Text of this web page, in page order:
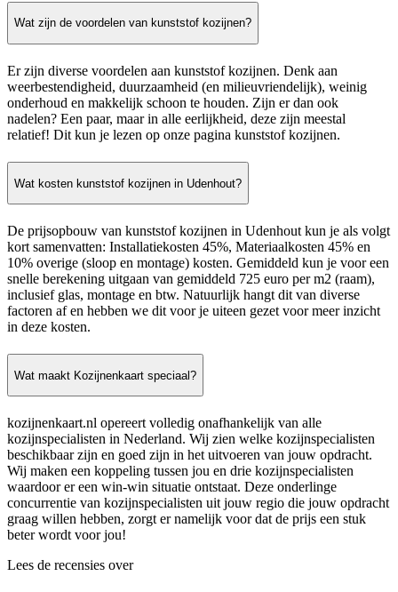
Wat zijn de voordelen van kunststof kozijnen?
Er zijn diverse voordelen aan kunststof kozijnen. Denk aan
weerbestendigheid, duurzaamheid (en milieuvriendelijk), weinig
onderhoud en makkelijk schoon te houden. Zijn er dan ook
nadelen? Een paar, maar in alle eerlijkheid, deze zijn meestal
relatief! Dit kun je lezen op onze pagina kunststof kozijnen.
Wat kosten kunststof kozijnen in Udenhout?
De prijsopbouw van kunststof kozijnen in Udenhout kun je als volgt
kort samenvatten: Installatiekosten 45%, Materiaalkosten 45% en
10% overige (sloop en montage) kosten. Gemiddeld kun je voor een
snelle berekening uitgaan van gemiddeld 725 euro per m2 (raam),
inclusief glas, montage en btw. Natuurlijk hangt dit van diverse
factoren af en hebben we dit voor je uiteen gezet voor meer inzicht
in deze kosten.
Wat maakt Kozijnenkaart speciaal?
kozijnenkaart.nl opereert volledig onafhankelijk van alle
kozijnspecialisten in Nederland. Wij zien welke kozijnspecialisten
beschikbaar zijn en goed zijn in het uitvoeren van jouw opdracht.
Wij maken een koppeling tussen jou en drie kozijnspecialisten
waardoor er een win-win situatie ontstaat. Deze onderlinge
concurrentie van kozijnspecialisten uit jouw regio die jouw opdracht
graag willen hebben, zorgt er namelijk voor dat de prijs een stuk
beter wordt voor jou!
Lees de recensies over